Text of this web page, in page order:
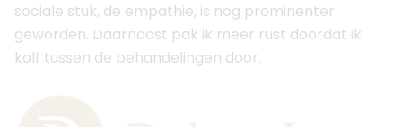
sociale stuk, de empathie, is nog prominenter
geworden. Daarnaast pak ik meer rust doordat ik
kolf tussen de behandelingen door.